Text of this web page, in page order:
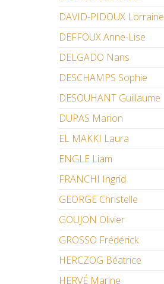
DAVID-PIDOUX Lorraine
DEFFOUX Anne-Lise
DELGADO Nans
DESCHAMPS Sophie
DESOUHANT Guillaume
DUPAS Marion
EL MAKKI Laura
ENGLE Liam
FRANCHI Ingrid
GEORGE Christelle
GOUJON Olivier
GROSSO Frédérick
HERCZOG Béatrice
HERVÉ Marine